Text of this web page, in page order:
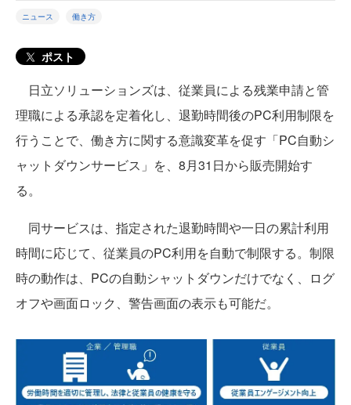
ニュース 働き方
ポスト
日立ソリューションズは、従業員による残業申請と管
理職による承認を定着化し、退勤時間後のPC利用制限を
行うことで、働き方に関する意識変革を促す「PC自動シ
ャットダウンサービス」を、8月31日から販売開始す
る。
同サービスは、指定された退勤時間や一日の累計利用
時間に応じて、従業員のPC利用を自動で制限する。制限
時の動作は、PCの自動シャットダウンだけでなく、ログ
オフや画面ロック、警告画面の表示も可能だ。